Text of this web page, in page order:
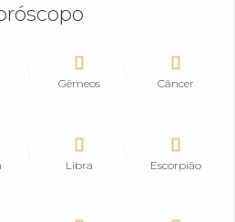
Gêmeos Câncer
Libra Escorpião